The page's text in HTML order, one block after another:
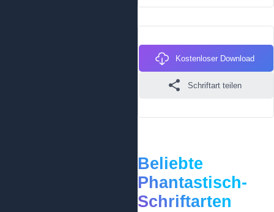
Kostenloser Download
Schriftart teilen
Beliebte
Phantastisch-
Schriftarten